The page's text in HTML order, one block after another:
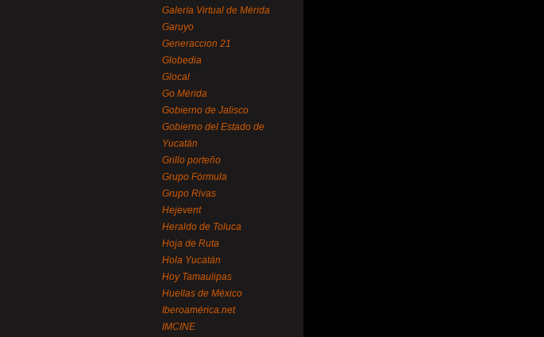
Galería Virtual de Mérida
Garuyo
Generaccion 21
Globedia
Glocal
Go Mérida
Gobierno de Jalisco
Gobierno del Estado de
Yucatán
Grillo porteño
Grupo Fórmula
Grupo Rivas
Hejevent
Heraldo de Toluca
Hoja de Ruta
Hola Yucatán
Hoy Tamaulipas
Huellas de México
Iberoamérica.net
IMCINE